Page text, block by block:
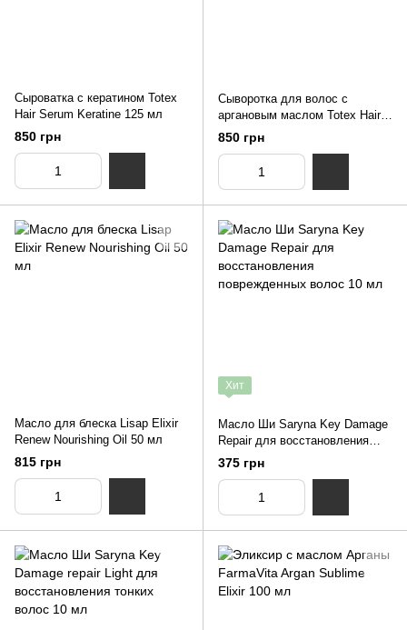
Сыроватка с кератином Totex
Hair Serum Keratine 125 мл
850 грн
Сыворотка для волос с
аргановым маслом Totex Hair
Serum Argan 125 мл
850 грн
Масло для блеска Lisap Elixir
Renew Nourishing Oil 50 мл
815 грн
Хит
Масло Ши Saryna Key Damage
Repair для восстановления
поврежденных волос 10 мл
375 грн